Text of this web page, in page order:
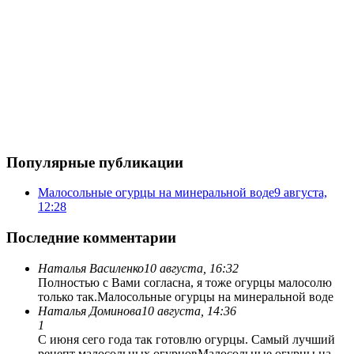
Популярные публикации
Малосольные огурцы на минеральной воде9 августа,
12:28
Последние комментарии
Наталья Василенко10 августа, 16:32
Полностью с Вами согласна, я тоже огурцы малосолю
только так.Малосольные огурцы на минеральной воде
Наталья Доминова10 августа, 14:36
1
С июня сего года так готовлю огурцы. Самый лучший